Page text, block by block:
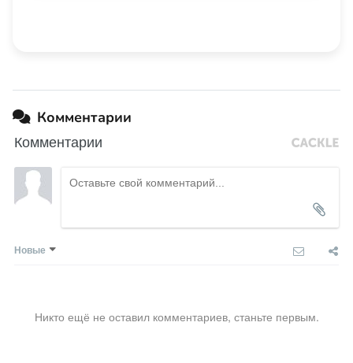
Комментарии
Комментарии
Новые
Никто ещё не оставил комментариев, станьте первым.